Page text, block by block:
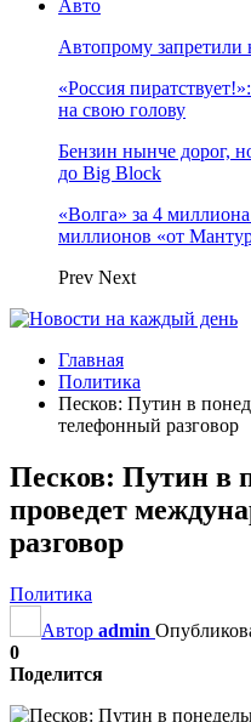
Авто
Автопрому запретили
«Россия
на свою голову
Бензин нынче дорог,
до Big Block
«Волга» за 4
миллионов «от
Prev Next
Главная
Политика
Песков: Путин в
телефонный разговор
Песков: Путин в
проведет
разговор
Политика
Автор admin
0
Поделится